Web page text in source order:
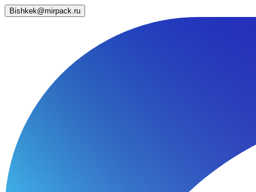
Bishkek@mirpack.ru